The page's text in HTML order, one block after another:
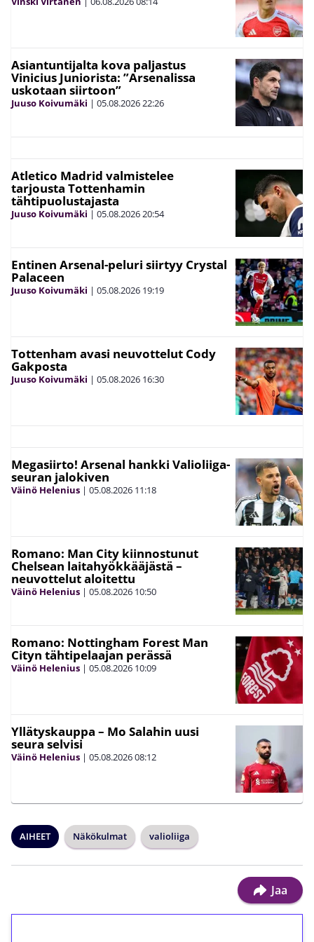
Asiantuntijalta kova paljastus
Vinicius Juniorista: ”Arsenalissa
uskotaan siirtoon”
Juuso Koivumäki | 05.08.2026 22:26
Atletico Madrid valmistelee
tarjousta Tottenhamin
tähtipuolustajasta
Juuso Koivumäki | 05.08.2026 20:54
Entinen Arsenal-peluri siirtyy Crystal
Palaceen
Juuso Koivumäki | 05.08.2026 19:19
Tottenham avasi neuvottelut Cody
Gakposta
Juuso Koivumäki | 05.08.2026 16:30
Megasiirto! Arsenal hankki Valioliiga-
seuran jalokiven
Väinö Helenius | 05.08.2026 11:18
Romano: Man City kiinnostunut
Chelsean laitahyökkääjästä –
neuvottelut aloitettu
Väinö Helenius | 05.08.2026 10:50
Romano: Nottingham Forest Man
Cityn tähtipelaajan perässä
Väinö Helenius | 05.08.2026 10:09
Yllätyskauppa – Mo Salahin uusi
seura selvisi
Väinö Helenius | 05.08.202608:12
AIHEET Näkökulmat valioliiga
Jaa